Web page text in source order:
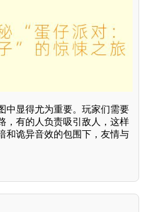
中显得尤为重要。玩家们需要
，有的人负责吸引敌人，这样
和诡异音效的包围下，友情与